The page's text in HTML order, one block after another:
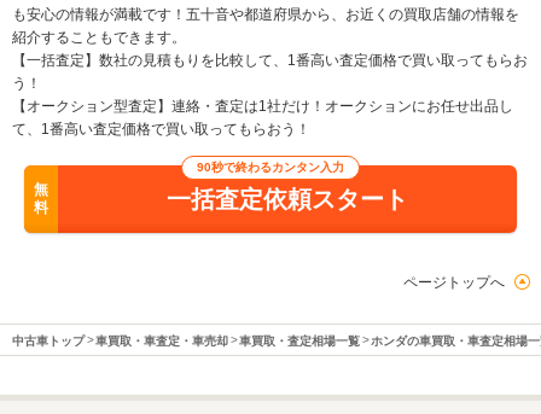
も安心の情報が満載です！五十音や都道府県から、お近くの買取店舗の情報を
紹介することもできます。
【一括査定】数社の見積もりを比較して、1番高い査定価格で買い取ってもらお
う！
【オークション型査定】連絡・査定は1社だけ！オークションにお任せ出品し
て、1番高い査定価格で買い取ってもらおう！
無
料
90秒で終わるカンタン入力
一括査定依頼スタート
ページトップへ
中古車トップ 車買取・車査定・車売却 車買取・査定相場一覧 ホンダの車買取・車査定相場